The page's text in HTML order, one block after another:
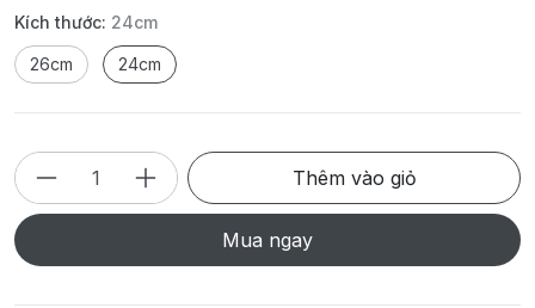
Kích thước: 24cm
26cm 24cm
Thêm vào giỏ
Mua ngay